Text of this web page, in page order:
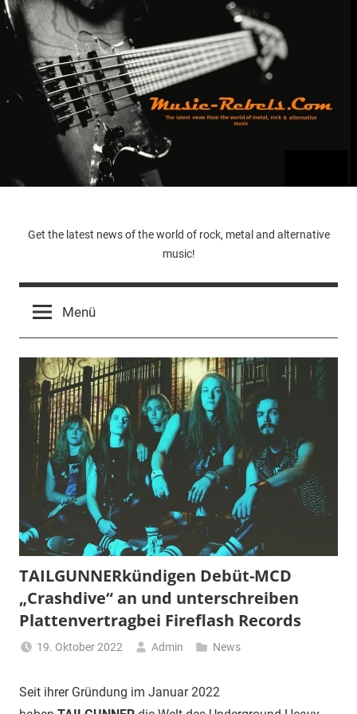
Zum
Inhalt
springen
Music-
Rebels.Com
Get the latest news of the world of rock, metal and alternative
music!
Menü
TAILGUNNERkündigen Debüt-MCD
„Crashdive“ an und unterschreiben
Plattenvertragbei Fireflash Records
19. Oktober 2022 Admin News
Seit ihrer Gründung im Januar 2022